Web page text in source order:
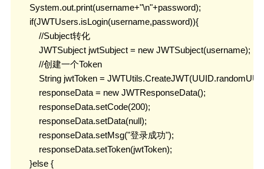
        System.out.print(username+"\n"+password);
        if(JWTUsers.isLogin(username,password)){
            //Subject转化
            JWTSubject jwtSubject = new JWTSubject(username);
            //创建一个Token
String jwtToken =
            responseData = new JWTResponseData();
            responseData.setCode(200);
            responseData.setData(null);
            responseData.setMsg("登录成功");
            responseData.setToken(jwtToken);
        }else {